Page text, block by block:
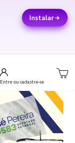
Instalar
Entre ou cadastre-se